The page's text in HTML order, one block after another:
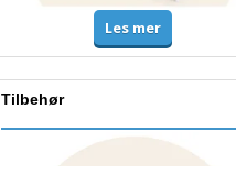
Les mer
Tilbehør